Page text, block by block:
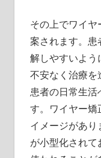
その上でワイ
案されます。患
解しやすいよう
不安なく治療を
患者の日常生活
す。ワイヤー矯
イメージがあ
が小型化され